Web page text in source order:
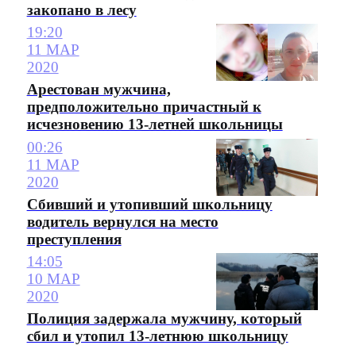
закопано в лесу
19:20
11 МАР
2020
Арестован мужчина,
предположительно причастный к
исчезновению 13-летней школьницы
00:26
11 МАР
2020
Сбивший и утопивший школьницу
водитель вернулся на место
преступления
14:05
10 МАР
2020
Полиция задержала мужчину, который
сбил и утопил 13-летнюю школьницу